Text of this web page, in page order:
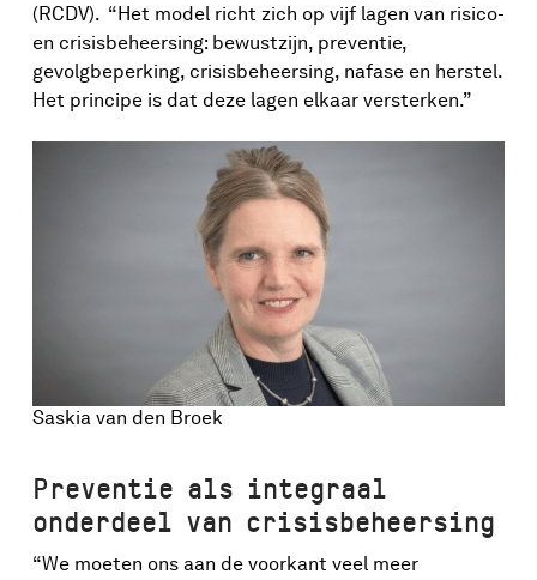
(RCDV). “Het model richt zich op vijf lagen van risico-
en crisisbeheersing: bewustzijn, preventie,
gevolgbeperking, crisisbeheersing, nafase en herstel.
Het principe is dat deze lagen elkaar versterken.”
Saskia van den Broek
Preventie als integraal
onderdeel van crisisbeheersing
“We moeten ons aan de voorkant veel meer